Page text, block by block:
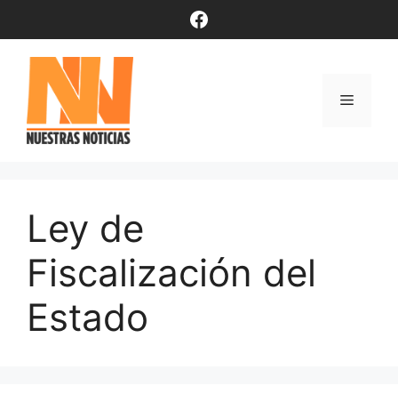
contenido
Facebook
Menú
Ley de
Fiscalización del
Estado